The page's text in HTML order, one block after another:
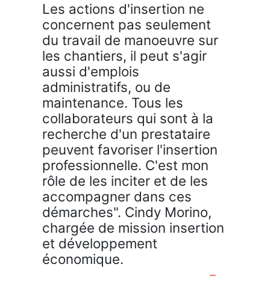
Les actions d'insertion ne
concernent pas seulement
du travail de manoeuvre sur
les chantiers, il peut s'agir
aussi d'emplois
administratifs, ou de
maintenance. Tous les
collaborateurs qui sont à la
recherche d'un prestataire
peuvent favoriser l'insertion
professionnelle. C'est mon
rôle de les inciter et de les
accompagner dans ces
démarches". Cindy Morino,
chargée de mission insertion
et développement
économique.